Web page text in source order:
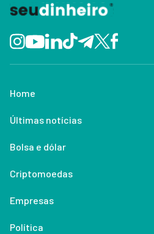
Home
Últimas notícias
Bolsa e dólar
Criptomoedas
Empresas
Política